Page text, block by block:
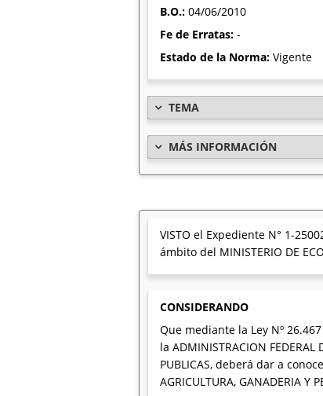
B.O.: 04/06/2010
Fe de Erratas: -
Estado de la Norma: Vigente
TEMA
MÁS INFORMACIÓN
VISTO el Expediente N° 1-
ámbito del MINISTERIO DE
CONSIDERANDO
Que mediante la Ley Nº
la ADMINISTRACION
PUBLICAS, deberá dar a
AGRICULTURA, GANADERIA Y